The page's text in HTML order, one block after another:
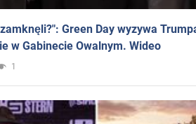
Green Day wyzywa
w Gabinecie Owalnym. Wideo
1